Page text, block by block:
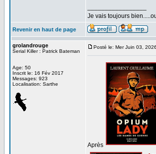
Je vais toujours
Revenir en haut de page
grolandrouge
Serial Killer : Patrick Bateman
Age: 50
Inscrit le: 16 Fév 2017
Messages: 923
Localisation: Sarthe
Posté le: Mer Juin 03,
Après